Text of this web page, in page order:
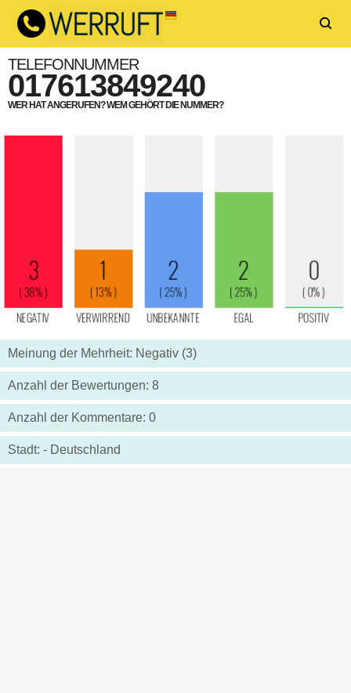
TELEFONNUMMER
017613849240
WER HAT ANGERUFEN? WEM GEHÖRT DIE NUMMER?
Meinung der Mehrheit: Negativ (3)
Anzahl der Bewertungen: 8
Anzahl der Kommentare: 0
Stadt: - Deutschland